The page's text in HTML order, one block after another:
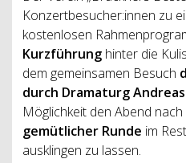
Konzertbesucher:innen zu
kostenlosen
Kurzführung hinter die
dem gemeinsamen Besuch
durch Dramaturg
Möglichkeit den Abend
gemütlicher Runde im
ausklingen zu lassen.